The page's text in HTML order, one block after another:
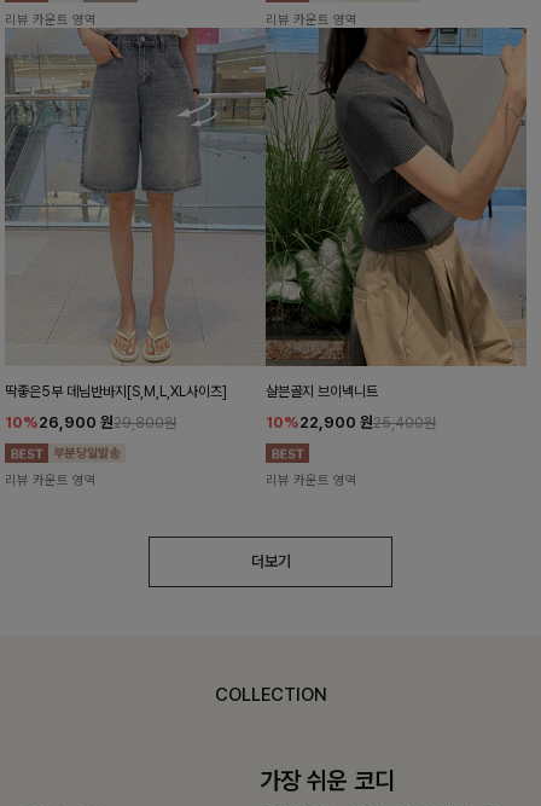
리뷰 카운트 영역 리뷰 카운트 영역
딱좋은5부 데님반바지[S,M,L,XL사이즈]
10%26,900 원29,800원
리뷰 카운트 영역
샬븐골지 브이넥니트
10%22,900 원25,400원
리뷰 카운트 영역
더보기
COLLECTION